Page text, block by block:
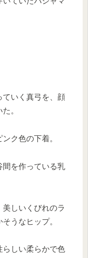
ていく真弓を、顔
。
ク色の下着。
間を作っている乳
しいくびれのラ
うなヒップ。
らしい柔らかで色